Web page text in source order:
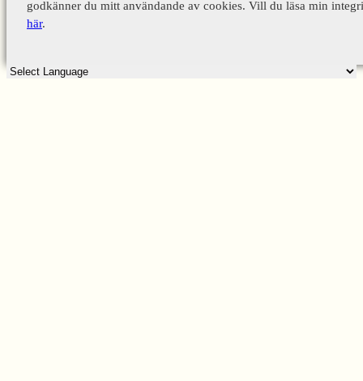
godkänner du mitt användande av cookies. Vill du läsa min
här.